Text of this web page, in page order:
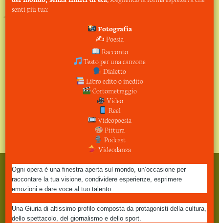
senti più tua:
Fotografia
✍️ Poesia
Racconto
Testo per una canzone
Dialetto
Libro edito o inedito
Cortometraggio
Video
Reel
Videopoesia
Pittura
Podcast
Videodanza
Ogni opera è una finestra aperta sul mondo, un’occasione per
raccontare la tua visione, condividere esperienze, esprimere
emozioni e dare voce al tuo talento.
Una Giuria di altissimo profilo composta da protagonisti della cultura,
dello spettacolo, del giornalismo e dello sport.
Utilizziamo i cookie per essere sicuri che tu possa avere la
migliore esperienza sul nostro sito. Se continui ad utilizzare
questo sito noi assumiamo che per te non sia un problema.
OK PRIVACY POLICY